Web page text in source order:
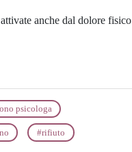
anche dal dolore fisico
psicologa
#rifiuto